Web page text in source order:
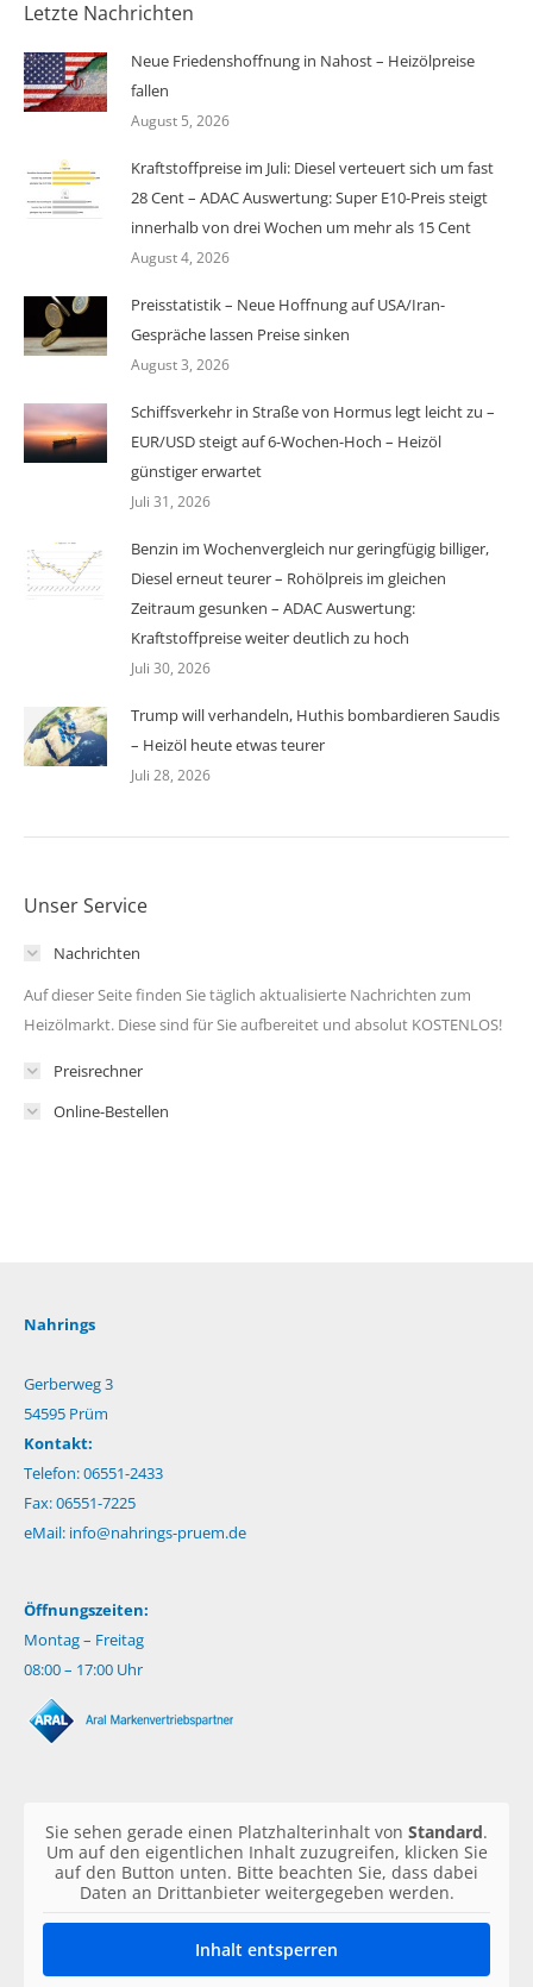
Letzte Nachrichten
Neue Friedenshoffnung in Nahost – Heizölpreise
fallen
August 5, 2026
Kraftstoffpreise im Juli: Diesel verteuert sich um fast
28 Cent – ADAC Auswertung: Super E10-Preis steigt
innerhalb von drei Wochen um mehr als 15 Cent
August 4, 2026
Preisstatistik – Neue Hoffnung auf USA/Iran-
Gespräche lassen Preise sinken
August 3, 2026
Schiffsverkehr in Straße von Hormus legt leicht zu –
EUR/USD steigt auf 6-Wochen-Hoch – Heizöl
günstiger erwartet
Juli 31, 2026
Benzin im Wochenvergleich nur geringfügig billiger,
Diesel erneut teurer – Rohölpreis im gleichen
Zeitraum gesunken – ADAC Auswertung:
Kraftstoffpreise weiter deutlich zu hoch
Juli 30, 2026
Trump will verhandeln, Huthis bombardieren Saudis
– Heizöl heute etwas teurer
Juli 28, 2026
Unser Service
Nachrichten
Auf dieser Seite finden Sie täglich aktualisierte Nachrichten zum
Heizölmarkt. Diese sind für Sie aufbereitet und absolut KOSTENLOS!
Preisrechner
Online-Bestellen
Nahrings
Gerberweg 3
54595 Prüm
Kontakt:
Telefon: 06551-2433
Fax: 06551-7225
eMail: info@nahrings-pruem.de
Öffnungszeiten:
Montag – Freitag
08:00 – 17:00 Uhr
Sie sehen gerade einen Platzhalterinhalt von Standard.
Um auf den eigentlichen Inhalt zuzugreifen, klicken Sie
auf den Button unten. Bitte beachten Sie, dass dabei
Daten an Drittanbieter weitergegeben werden.
Inhalt entsperren